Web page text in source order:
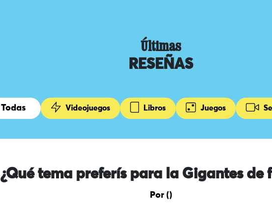
Últimas
RESEÑAS
Todas Videojuegos Libros Juegos
¿Qué tema preferís para la Gigantes de
Por ()